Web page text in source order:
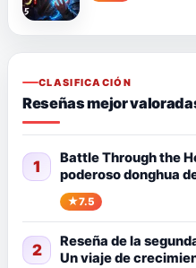
CLASIFICACIÓN
Reseñas mejor
1
Battle Through the
poderoso donghua
ver
7.5
2
Reseña de la
Un viaje de